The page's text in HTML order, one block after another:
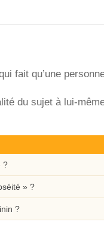
fait qu’une
du sujet à lui-
?
» ?
?